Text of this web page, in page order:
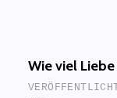
Wie viel